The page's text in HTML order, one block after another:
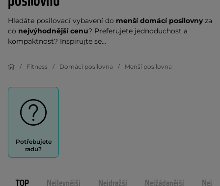
Hledáte posilovací vybavení do menší domácí posilovnyza
co nejvýhodnější cenu? Preferujete jednoduchost a
kompaktnost? Inspirujte se...
Fitness Domácí posilovna Menší posilovna
Potřebujete
radu?
TOP Nejlevnější Nejdražší Nejžádanější